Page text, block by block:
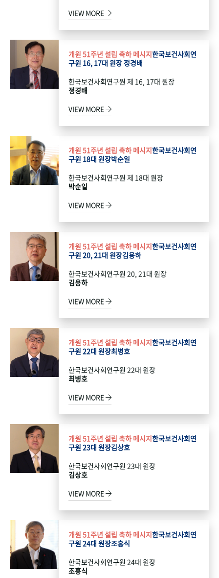
VIEW MORE
개원 51주년 설립 축하 메시지한국보건사회연
구원 16, 17대 원장 정경배
한국보건사회연구원 제 16, 17대 원장
정경배
VIEW MORE
개원 51주년 설립 축하 메시지한국보건사회연
구원 18대 원장박순일
한국보건사회연구원 제 18대 원장
박순일
VIEW MORE
개원 51주년 설립 축하 메시지한국보건사회연
구원 20, 21대 원장김용하
한국보건사회연구원 20, 21대 원장
김용하
VIEW MORE
개원 51주년 설립 축하 메시지한국보건사회연
구원 22대 원장최병호
한국보건사회연구원 22대 원장
최병호
VIEW MORE
개원 51주년 설립 축하 메시지한국보건사회연
구원 23대 원장김상호
한국보건사회연구원 23대 원장
김상호
VIEW MORE
개원 51주년 설립 축하 메시지한국보건사회연
구원 24대 원장조흥식
한국보건사회연구원 24대 원장
조흥식